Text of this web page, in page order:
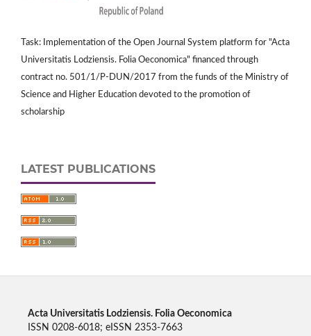
Task: Implementation of the Open Journal System platform for "Acta
Universitatis Lodziensis. Folia Oeconomica" financed through
contract no. 501/1/P-DUN/2017 from the funds of the Ministry of
Science and Higher Education devoted to the promotion of
scholarship
LATEST PUBLICATIONS
Acta Universitatis Lodziensis. Folia Oeconomica
ISSN 0208-6018; eISSN 2353-7663